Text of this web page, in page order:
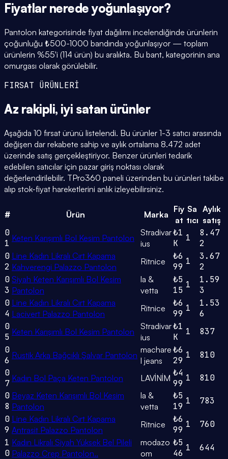
Fiyatlar nerede yoğunlaşıyor?
Pantolon kategorisinde fiyat dağılımı incelendiğinde ürünlerin
çoğunluğu ₺500-1000 bandında yoğunlaşıyor — toplam
ürünlerin %55'i (114 ürün) bu aralıkta. Bu bant, kategorinin ana
omurgası olarak görülebilir.
FIRSAT ÜRÜNLERİ
Az rakipli, iyi satan ürünler
Aşağıda 10 fırsat ürünü listelendi. Bu ürünler 1-3 satıcı arasında
değişen dar rekabete sahip ve aylık ortalama 8.472 adet
üzerinde satış gerçekleştiriyor. Benzer ürünleri tedarik
edebilen satıcılar için pazar giriş noktası olarak
değerlendirilebilir. TPro360 paneli üzerinden bu ürünleri takibe
alıp stok-fiyat hareketlerini anlık izleyebilirsiniz.
# Ürün Marka
Fiy
at
Sa
tıcı
Aylık
satış
0
1 Keten Karışımlı Bol Kesim Pantolon
Stradivar
ius
₺1
K
1
8.47
2
0
2
Line Kadın Likralı Cırt Kapama
Kahverengi Palazzo Pantolon
Ritnice
₺6
99
1
3.67
2
0
3
Siyah Keten Karışımlı Bol Kesim
Pantolon
la &
vetta
₺5
15
1
1.59
3
0
4
Line Kadın Likralı Cırt Kapama
Lacivert Palazzo Pantolon
Ritnice
₺6
99
1
1.53
6
0
5 Keten Karışımlı Bol Kesim Pantolon
Stradivar
ius
₺1
K
1
837
0
6 Rustik Arka Bağcıklı Şalvar Pantolon
machare
l jeans
₺6
29
1
810
0
7 Kadın Bol Paça Keten Pantolon LAVİNİM ₺4
99
1
810
0
8
Beyaz Keten Karışımlı Bol Kesim
Pantolon
la &
vetta
₺5
19
1
783
0
9
Line Kadın Likralı Cırt Kapama
Antrasit Palazzo Pantolon
Ritnice
₺6
99
1
760
1
0
Kadın Likralı Siyah Yüksek Bel Pileli
Palazzo Crep Pantolon..
modazo
om
₺5
46
1
644